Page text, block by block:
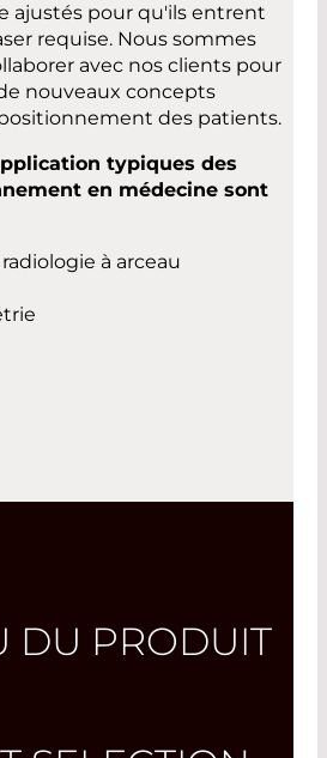
ajustés pour qu'ils entrent
requise. Nous sommes
avec nos clients pour
nouveaux concepts
des patients.
typiques des
en médecine sont
à arceau
DU PRODUIT